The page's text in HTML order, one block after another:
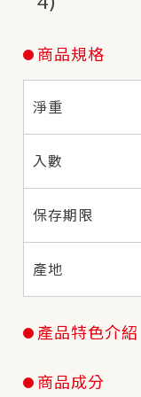
商品規格
淨重
入數
保存期限
產地
產品特色介紹
商品成分